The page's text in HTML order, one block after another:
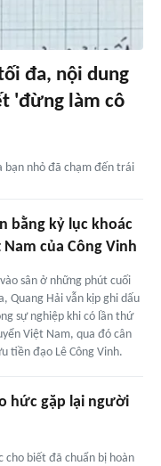
đa, nội dung
'đừng làm cô
bạn nhỏ đã chạm đến trái
bằng kỷ lục khoác
của Công Vinh
sân ở những phút cuối
Quang Hải vẫn kịp ghi dấu
sự nghiệp khi có lần thứ
Việt Nam, qua đó cân
tiền đạo Lê Công Vinh.
hức gặp lại người
cho biết đã chuẩn bị hoàn